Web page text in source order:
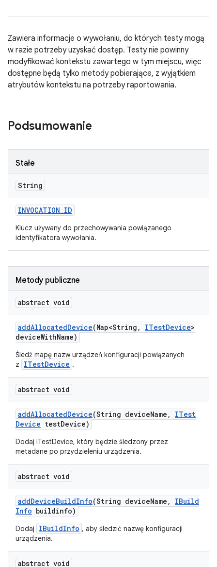
Zawiera informacje o wywołaniu, do których testy mogą
w razie potrzeby uzyskać dostęp. Testy nie powinny
modyfikować kontekstu zawartego w tym miejscu, więc
dostępne będą tylko metody pobierające, z wyjątkiem
atrybutów kontekstu na potrzeby raportowania.
Podsumowanie
Stałe
String
INVOCATION_ID
Klucz używany do przechowywania powiązanego
identyfikatora wywołania.
Metody publiczne
abstract void
addAllocatedDevice(Map<String , ITestDevice>
deviceWithName)
Śledź mapę nazw urządzeń konfiguracji powiązanych
z
ITestDevice .
abstract void
addAllocatedDevice(String deviceName ,
ITest
Device testDevice)
Dodaj ITestDevice, który będzie śledzony przez
metadane po przydzieleniu urządzenia.
abstract void
addDeviceBuildInfo(String deviceName ,
IBuild
Info buildinfo)
Dodaj IBuildInfo , aby śledzić nazwę konfiguracji
urządzenia.
abstract void